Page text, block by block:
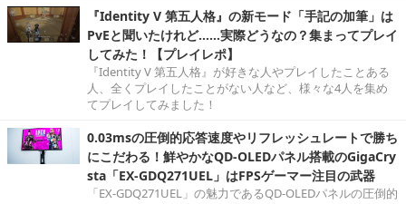
『Identity V 第五人格』の新モード「手記の加筆」は
PvEと聞いたけれど……実際どうなの？集まってプレイ
してみた！【プレイレポ】
『Identity V 第五人格』が好きな人やプレイしたことある
人、全くプレイしたことがない人など、様々な4人を集め
てプレイしてみました！
0.03msの圧倒的応答速度やリフレッシュレートで勝ち
にこだわる！鮮やかなQD-OLEDパネル搭載のGigaCry
sta「EX-GDQ271UEL」はFPSゲーマー注目の武器
「EX-GDQ271UEL」の魅力であるQD-OLEDパネルの圧倒的